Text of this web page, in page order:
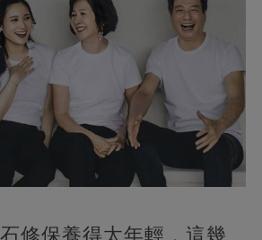
修保養得太年輕，這幾